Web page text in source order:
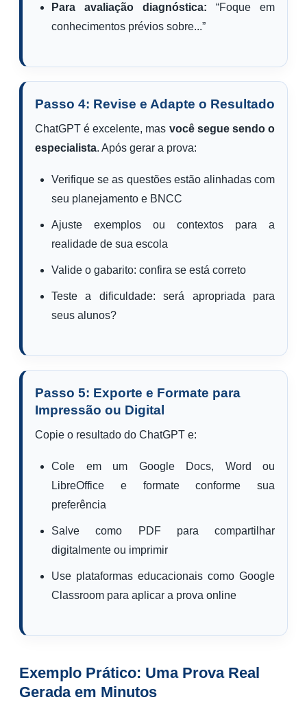
Para avaliação diagnóstica: “Foque em
conhecimentos prévios sobre...”
Passo 4: Revise e Adapte o Resultado
ChatGPT é excelente, mas você segue sendo o
especialista. Após gerar a prova:
Verifique se as questões estão alinhadas com
seu planejamento e BNCC
Ajuste exemplos ou contextos para a
realidade de sua escola
Valide o gabarito: confira se está correto
Teste a dificuldade: será apropriada para
seus alunos?
Passo 5: Exporte e Formate para
Impressão ou Digital
Copie o resultado do ChatGPT e:
Cole em um Google Docs, Word ou
LibreOffice e formate conforme sua
preferência
Salve como PDF para compartilhar
digitalmente ou imprimir
Use plataformas educacionais como Google
Classroom para aplicar a prova online
Exemplo Prático: Uma Prova Real
Gerada em Minutos